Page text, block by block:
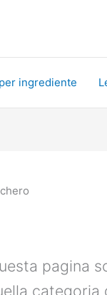
ingrediente
pagina